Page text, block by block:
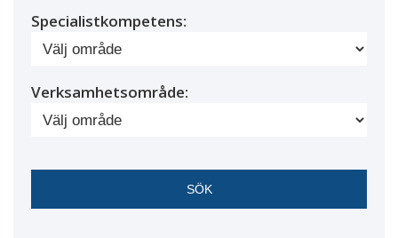
Specialistkompetens:
Verksamhetsområde: